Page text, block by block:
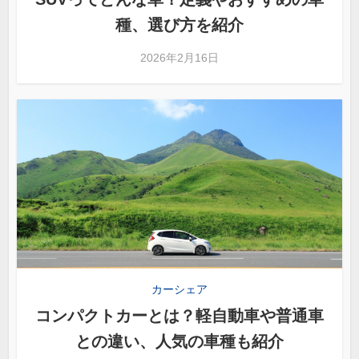
種、選び方を紹介
2026年2月16日
カーシェア
コンパクトカーとは？軽自動車や普通車
との違い、人気の車種も紹介